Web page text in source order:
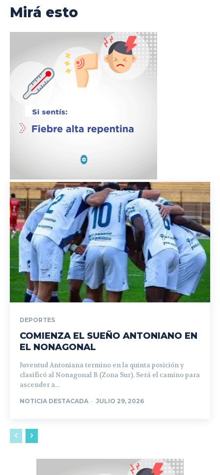
Mirá esto
DEPORTES
COMIENZA EL SUEÑO ANTONIANO EN
EL NONAGONAL
Juventud Antoniana termino en la quinta posición y
clasificó al Nonagonal B (Zona Sur). Será el camino para
ascender a...
NOTICIA DESTACADA - JULIO 29, 2026